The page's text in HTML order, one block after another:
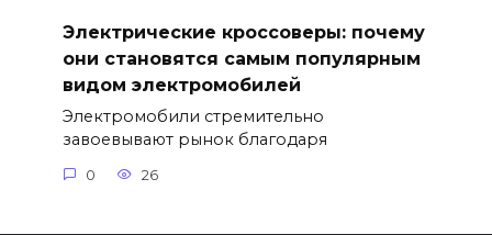
Электрические кроссоверы: почему
они становятся самым популярным
видом электромобилей
Электромобили стремительно
завоевывают рынок благодаря
0 26